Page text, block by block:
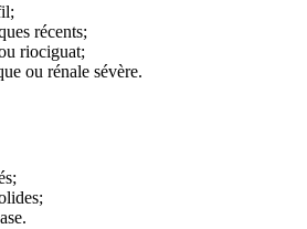
récents;
riociguat;
ou rénale sévère.